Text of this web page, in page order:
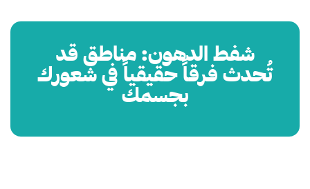
شفط الدهون: مناطق قد
تُحدث فرقاً حقيقياً في شعورك
بجسمك